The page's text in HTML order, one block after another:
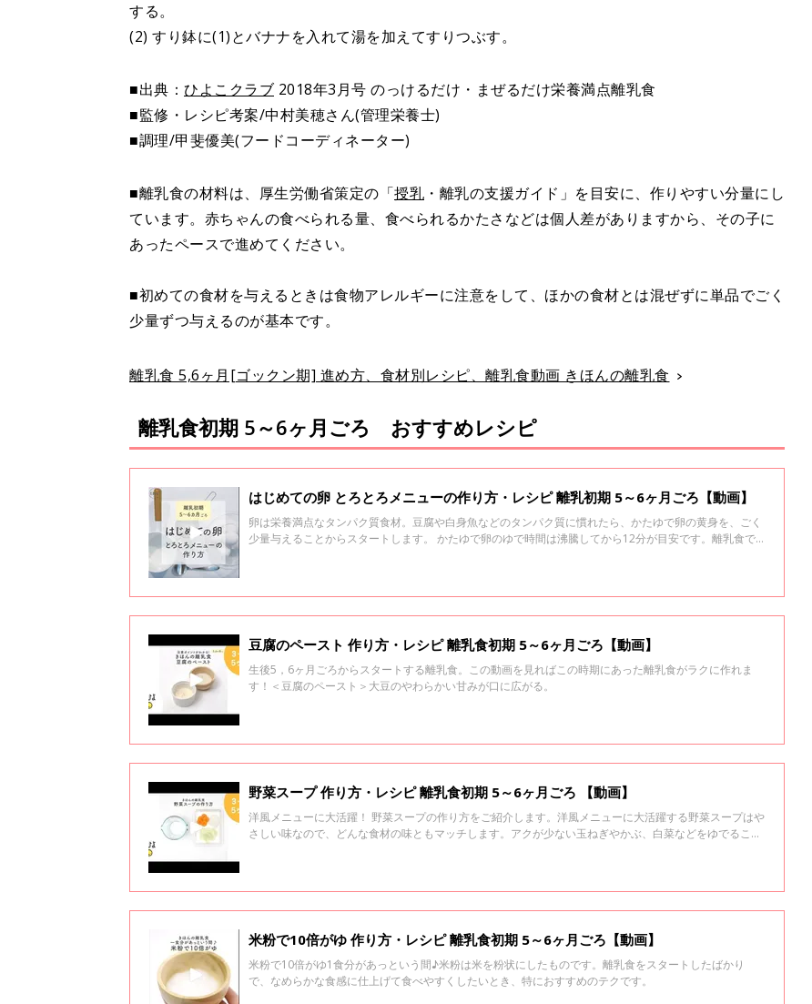
する。
(2) すり鉢に(1)とバナナを入れて湯を加えてすりつぶす。
■出典： ひよこクラブ 2018年3月号 のっけるだけ・まぜるだけ栄養満点離乳食
■監修・レシピ考案/中村美穂さん(管理栄養士)
■調理/甲斐優美(フードコーディネーター)
■離乳食の材料は、厚生労働省策定の「授乳 ・離乳の支援ガイド」を目安に、作りやすい分量にし
ています。赤ちゃんの食べられる量、食べられるかたさなどは個人差がありますから、その子に
あったペースで進めてください。
■初めての食材を与えるときは食物アレルギーに注意をして、ほかの食材とは混ぜずに単品でごく
少量ずつ与えるのが基本です。
離乳食 5,6ヶ月[ゴックン期] 進め方、食材別レシピ、離乳食動画 きほんの離乳食
離乳食初期 5～6ヶ月ごろ おすすめレシピ
はじめての卵 とろとろメニューの作り方・レシピ 離乳初期 5～6ヶ月ごろ【動画】
卵は栄養満点なタンパク質食材。豆腐や白身魚などのタンパク質に慣れたら、かたゆで卵の黄身を、ごく
少量与えることからスタートします。 かたゆで卵のゆで時間は沸騰してから12分が目安です。離乳食で
量からにし、少しずつ、量を増やしていきます。
豆腐のペースト 作り方・レシピ 離乳食初期 5～6ヶ月ごろ【動画】
生後5，6ヶ月ごろからスタートする離乳食。この動画を見ればこの時期にあった離乳食がラクに作れま
す！＜豆腐のペースト＞大豆のやわらかい甘みが口に広がる。
野菜スープ 作り方・レシピ 離乳食初期 5～6ヶ月ごろ 【動画】
洋風メニューに大活躍！ 野菜スープの作り方をご紹介します。洋風メニューに大活躍する野菜スープはや
さしい味なので、どんな食材の味ともマッチします。アクが少ない玉ねぎやかぶ、白菜などをゆでること
米粉で10倍がゆ 作り方・レシピ 離乳食初期 5～6ヶ月ごろ【動画】
米粉で10倍がゆ1食分があっという間♪米粉は米を粉状にしたものです。離乳食をスタートしたばかり
で、なめらかな食感に仕上げて食べやすくしたいとき、特におすすめのテクです。